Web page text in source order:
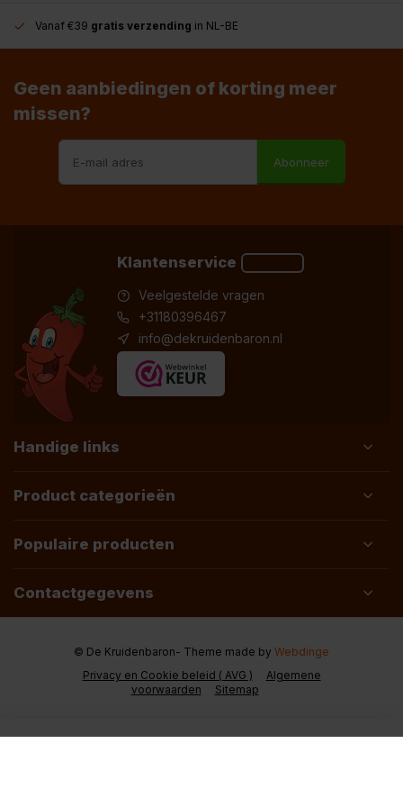
Vanaf €39 gratis verzending in NL-BE
Geen aanbiedingen of korting meer
missen?
Abonneer
Klantenservice
Veelgestelde vragen
+31180396467
info@dekruidenbaron.nl
Handige links
Product categorieën
Populaire producten
Contactgegevens
Privacy en Cookie beleid ( AVG )
Algemene
voorwaarden
Sitemap
© De Kruidenbaron- Theme made by Webdinge